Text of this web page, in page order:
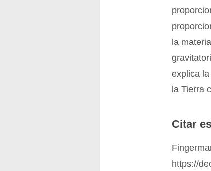
la
explica
la Tierra
Citar
https://